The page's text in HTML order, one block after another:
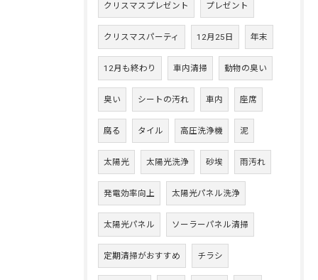
クリスマスプレゼント プレゼント
クリスマスパーティ 12月25日 年末
12月も終わり 車内清掃 動物の臭い
臭い シートの汚れ 車内 座席
腐る タイル 高圧洗浄機 泥
太陽光 太陽光洗浄 砂埃 雨汚れ
発電効率向上 太陽光パネル洗浄
太陽光パネル ソーラーパネル清掃
定期清掃がおすすめ チラシ